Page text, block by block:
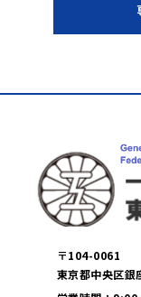
〒104-0061
東京都中央区